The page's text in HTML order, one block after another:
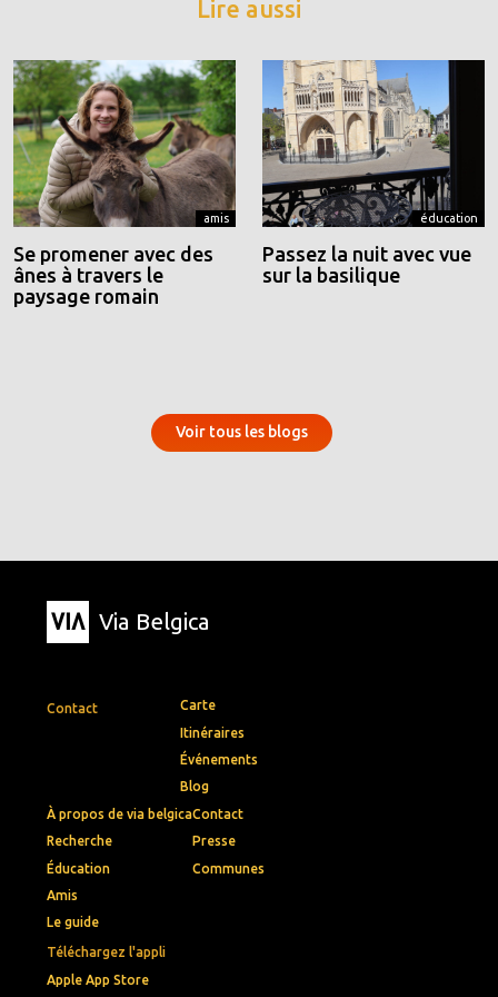
Lire aussi
amis
Se promener avec des
ânes à travers le
paysage romain
éducation
Passez la nuit avec vue
sur la basilique
Voir tous les blogs
Via Belgica
Contact
Téléchargez l'appli
Apple App Store
Carte
Itinéraires
Événements
Blog
À propos de via belgica
Recherche
Éducation
Amis
Le guide
Contact
Presse
Communes